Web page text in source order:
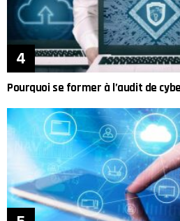
Pourquoi se former à l’audit de